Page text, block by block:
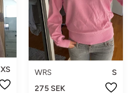
XS
WRS
S
275 SEK